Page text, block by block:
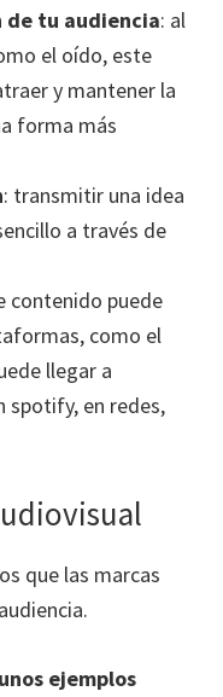
de tu audiencia: al
el oído, este
y mantener la
forma más
: transmitir una idea
a través de
contenido puede
como el
llegar a
spotify, en redes,
que las marcas
ejemplos